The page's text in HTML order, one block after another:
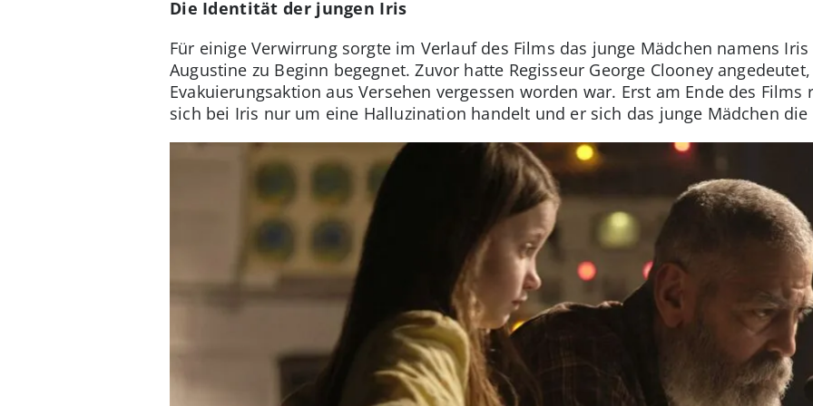
Die Identität der jungen Iris
Für einige Verwirrung sorgte im Verlauf des Films das junge Mädchen namens
Augustine zu Beginn begegnet. Zuvor hatte Regisseur George Clooney
Evakuierungsaktion aus Versehen vergessen worden war. Erst am Ende des
sich bei Iris nur um eine Halluzination handelt und er sich das junge Mädchen